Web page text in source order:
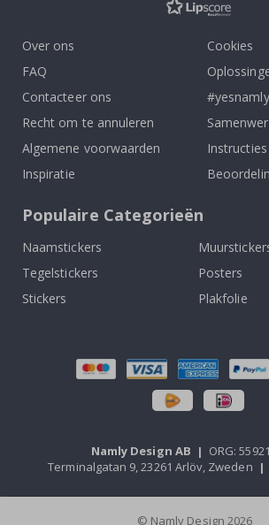
Over ons
FAQ
Contacteer ons
Recht om te annuleren
Algemene voorwaarden
Inspiratie
Cookies
#yesnamly
Instructies
Populaire Categorieën
Naamstickers
Tegelstickers
Posters
Stickers
Plakfolie
Namly Design AB | ORG:
Terminalgatan 9, 23261 Arlöv, Zweden |
© Namly Design 2026